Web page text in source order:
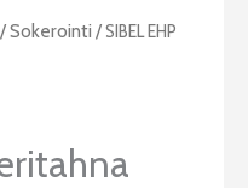
/Sokerointi / SIBEL EHP